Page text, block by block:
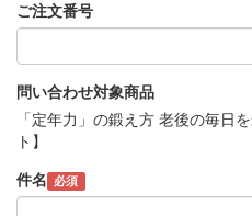
ご注文番号
問い合わせ対象商品
「定年力」の鍛え方 老後の毎日
ト】
件名 必須